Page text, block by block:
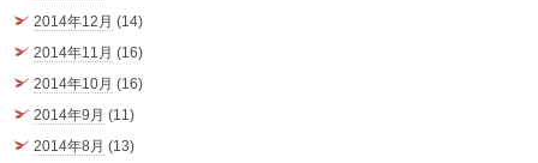
2014年12月 (14)
2014年11月 (16)
2014年10月 (16)
2014年9月 (11)
2014年8月 (13)